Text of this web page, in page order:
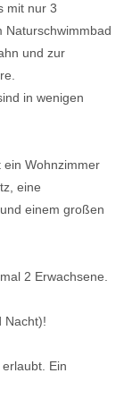
mit nur 3
Naturschwimmbad
und zur
in wenigen
Wohnzimmer
eine
einem großen
2 Erwachsene.
Nacht)!
Ein